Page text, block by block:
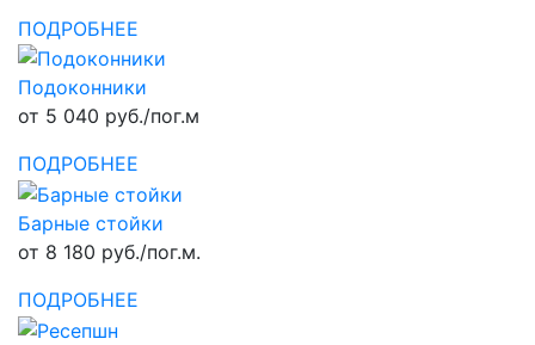
ПОДРОБНЕЕ
Подоконники
от 5 040 руб./пог.м
ПОДРОБНЕЕ
Барные стойки
от 8 180 руб./пог.м.
ПОДРОБНЕЕ